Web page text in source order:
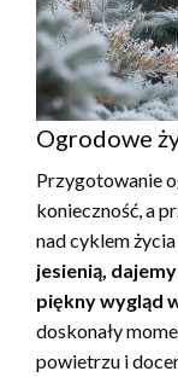
Ogrodowe
Przygotowanie
konieczność, a
nad cyklem
jesienią,
piękny wygląd
doskonały
powietrzu i